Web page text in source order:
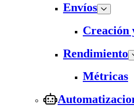
Envíos
Creación
Rendimiento
Métricas